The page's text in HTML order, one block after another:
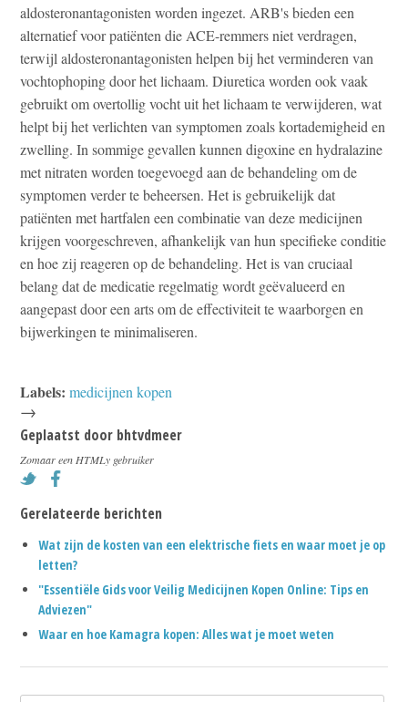
aldosteronantagonisten worden ingezet. ARB's bieden een
alternatief voor patiënten die ACE-remmers niet verdragen,
terwijl aldosteronantagonisten helpen bij het verminderen van
vochtophoping door het lichaam. Diuretica worden ook vaak
gebruikt om overtollig vocht uit het lichaam te verwijderen, wat
helpt bij het verlichten van symptomen zoals kortademigheid en
zwelling. In sommige gevallen kunnen digoxine en hydralazine
met nitraten worden toegevoegd aan de behandeling om de
symptomen verder te beheersen. Het is gebruikelijk dat
patiënten met hartfalen een combinatie van deze medicijnen
krijgen voorgeschreven, afhankelijk van hun specifieke conditie
en hoe zij reageren op de behandeling. Het is van cruciaal
belang dat de medicatie regelmatig wordt geëvalueerd en
aangepast door een arts om de effectiviteit te waarborgen en
bijwerkingen te minimaliseren.
Labels: medicijnen kopen
→
Geplaatst door bhtvdmeer
Zomaar een HTMLy gebruiker
Gerelateerde berichten
Wat zijn de kosten van een elektrische fiets en waar moet je op
letten?
"Essentiële Gids voor Veilig Medicijnen Kopen Online: Tips en
Adviezen"
Waar en hoe Kamagra kopen: Alles wat je moet weten